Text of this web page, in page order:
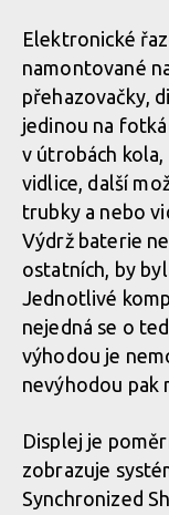
Elektronické
namontované
přehazovačky,
jedinou na
v útrobách
vidlice, další
trubky a nebo
Výdrž baterie
ostatních, by
Jednotlivé
nejedná se o
výhodou je
nevýhodou
Displej je
zobrazuje
Synchronized